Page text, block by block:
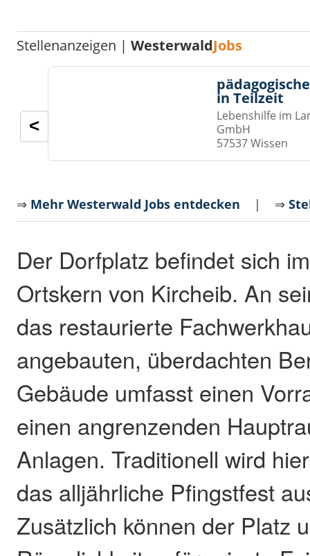
Stellenanzeigen |WesterwaldJobs
in Teilzeit
Lebenshilfe im
GmbH
57537 Wissen
<
⇒ Mehr Westerwald Jobs entdecken | ⇒
Der Dorfplatz befindet sich
Ortskern von Kircheib. An
das restaurierte
angebauten, überdachten
Gebäude umfasst einen
einen angrenzenden
Anlagen. Traditionell wird
das alljährliche Pfingstfest
Zusätzlich können der Platz